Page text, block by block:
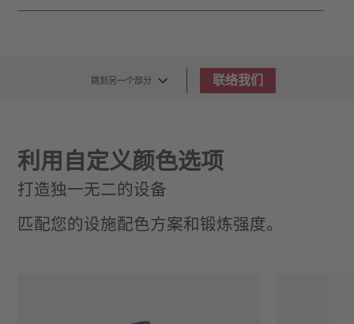
跳到另一个部分 联络我们
利用自定义颜色选项
打造独一无二的设备
匹配您的设施配色方案和锻炼强度。